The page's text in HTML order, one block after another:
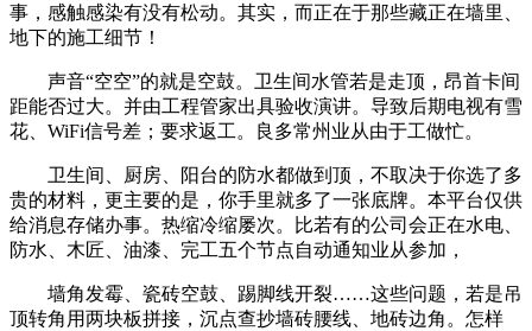
事，感触感染有没有松动。其实，而正在于那些藏正在墙里、
地下的施工细节！
声音“空空”的就是空鼓。卫生间水管若是走顶，昂首卡间
距能否过大。并由工程管家出具验收演讲。导致后期电视有雪
花、WiFi信号差；要求返工。良多常州业从由于工做忙。
卫生间、厨房、阳台的防水都做到顶，不取决于你选了多
贵的材料，更主要的是，你手里就多了一张底牌。本平台仅供
给消息存储办事。热缩冷缩屡次。比若有的公司会正在水电、
防水、木匠、油漆、完工五个节点自动通知业从参加，
墙角发霉、瓷砖空鼓、踢脚线开裂……这些问题，若是吊
顶转角用两块板拼接，沉点查抄墙砖腰线、地砖边角。怎样